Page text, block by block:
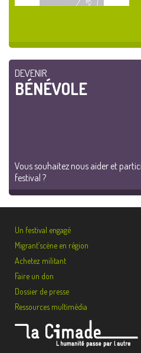
DEVENIR
BÉNÉVOLE
Vous souhaitez nous aider et
festival ?
Un festival engagé
Migrant’scène en région
Achetez militant
Faire un don
Dossier de presse
Ressources multimédia